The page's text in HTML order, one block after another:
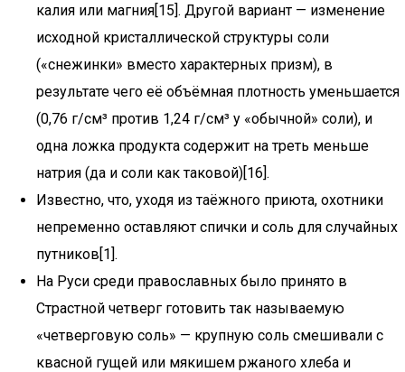
калия или магния[15]. Другой вариант — изменение
исходной кристаллической структуры соли
(«снежинки» вместо характерных призм), в
результате чего её объёмная плотность уменьшается
(0,76 г/см³ против 1,24 г/см³ у «обычной» соли), и
одна ложка продукта содержит на треть меньше
натрия (да и соли как таковой)[16].
Известно, что, уходя из таёжного приюта, охотники
непременно оставляют спички и соль для случайных
путников[1].
На Руси среди православных было принято в
Страстной четверг готовить так называемую
«четверговую соль» — крупную соль смешивали с
квасной гущей или мякишем ржаного хлеба и